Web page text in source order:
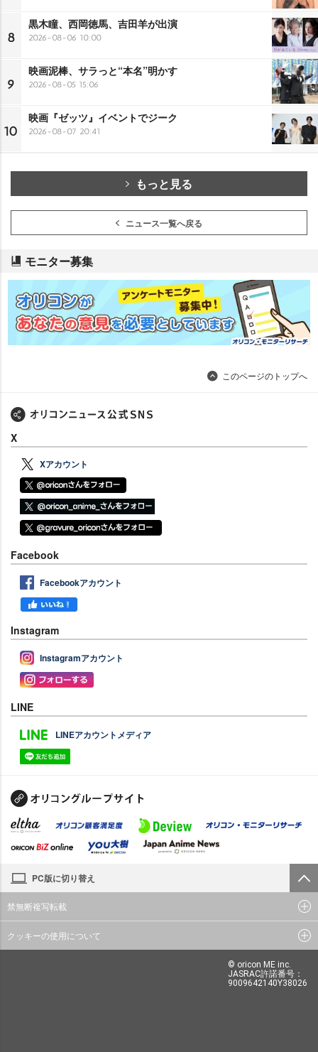
8
黒木瞳、西岡徳馬、吉田羊が出演
2026-08-06 10:00
9
映画泥棒、サラっと“本名”明かす
2026-08-05 15:06
10
映画『ゼッツ』イベントでジーク
2026-08-07 20:41
もっと見る
ニュース一覧へ戻る
モニター募集
このページのトップへ
X
Xアカウント
Facebook
Facebookアカウント
Instagram
Instagramアカウント
LINE
LINEアカウントメディア
PC版に切り替え
禁無断複写転載
クッキーの使用について
© oricon ME inc.
JASRAC許諾番号：
9009642140Y38026